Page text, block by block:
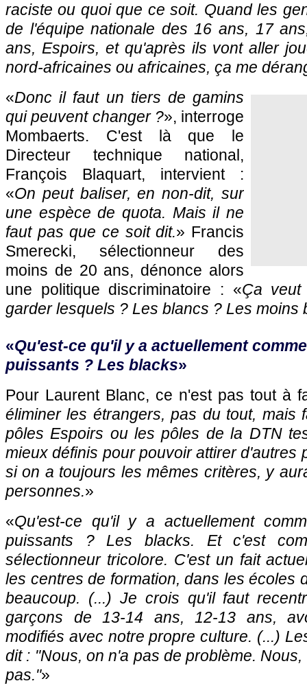
raciste ou quoi que ce soit. Quand les
de l'équipe nationale des 16 ans, 17
ans, Espoirs, et qu'après ils vont aller
nord-africaines ou africaines, ça me
«Donc il faut un tiers de gamins
qui peuvent changer ?», interroge
Mombaerts. C'est là que le
Directeur technique national,
François Blaquart, intervient :
«On peut baliser, en non-dit, sur
une espèce de quota. Mais il ne
faut pas que ce soit dit.» Francis
Smerecki, sélectionneur des
moins de 20 ans, dénonce alors
une politique discriminatoire : «Ça
garder lesquels ? Les blancs ? Les moins
«Qu'est-ce qu'il y a actuellement
puissants ? Les blacks»
Pour Laurent Blanc, ce n'est pas tout à
éliminer les étrangers, pas du tout, mais
pôles Espoirs ou les pôles de la DTN
mieux définis pour pouvoir attirer d'autres
si on a toujours les mêmes critères, y
personnes.»
«Qu'est-ce qu'il y a actuellement
puissants ? Les blacks. Et c'est
sélectionneur tricolore. C'est un fait
les centres de formation, dans les écoles
beaucoup. (...) Je crois qu'il faut
garçons de 13-14 ans, 12-13 ans,
modifiés avec notre propre culture. (...)
dit : "Nous, on n'a pas de problème.
pas."»